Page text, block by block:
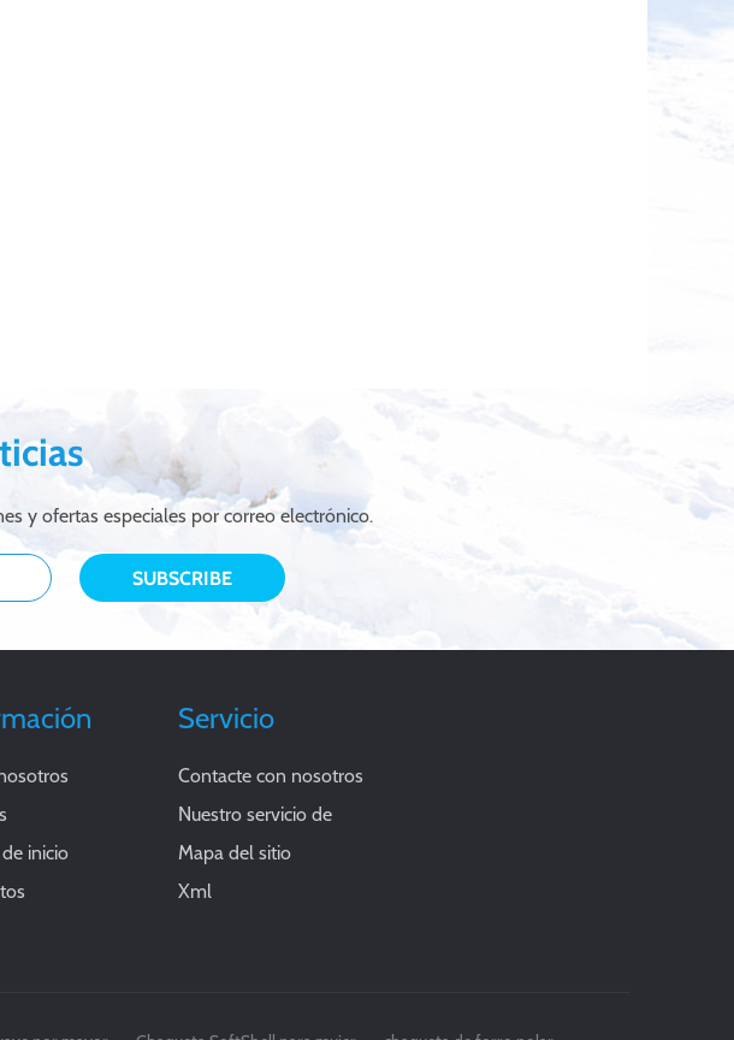
y ofertas especiales por correo electrónico.
inicio
Servicio
Contacte con nosotros
Nuestro servicio de
Mapa del sitio
Xml